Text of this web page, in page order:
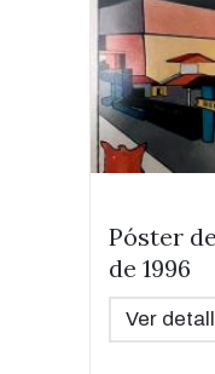
Póster
de 1996
Ver